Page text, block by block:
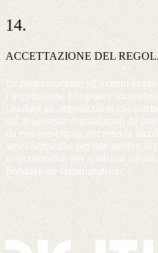
14.
ACCETTAZIONE DEL
La partecipazione all’evento
l’accettazione integrale e
Qualora gli organizzatori
cui al presente regolamento da
da essi presentate, avranno la
stessi senza che per tale motivo si
responsabilità, per qualsiasi
Fondazione organizzatrice.